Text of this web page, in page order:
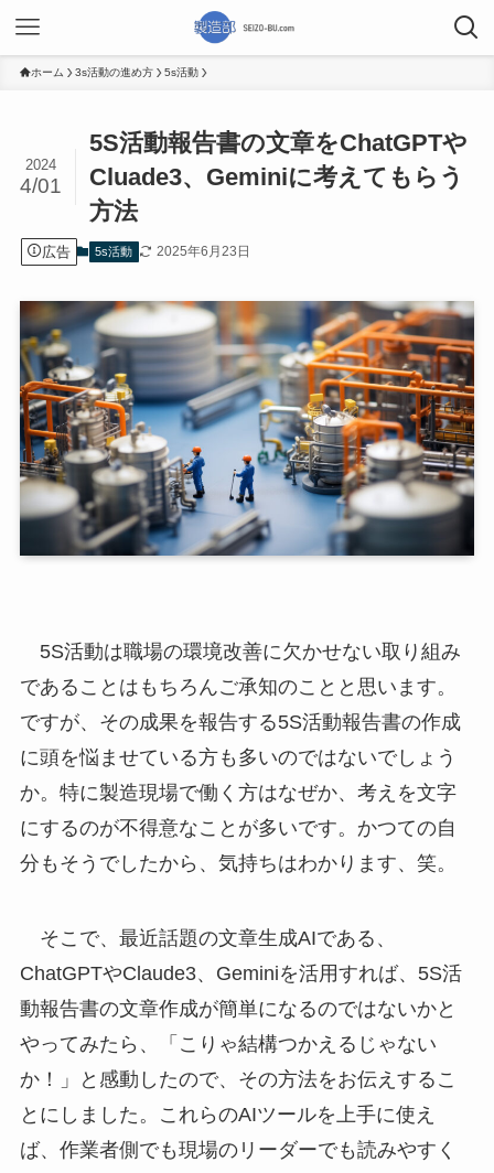
ホーム 3s活動の進め方 5s活動
5S活動報告書の文章をChatGPTや
Cluade3、Geminiに考えてもらう
方法
2024
4/01
広告 5s活動 2025年6月23日
5S活動は職場の環境改善に欠かせない取り組み
であることはもちろんご承知のことと思います。
ですが、その成果を報告する5S活動報告書の作成
に頭を悩ませている方も多いのではないでしょう
か。特に製造現場で働く方はなぜか、考えを文字
にするのが不得意なことが多いです。かつての自
分もそうでしたから、気持ちはわかります、笑。
そこで、最近話題の文章生成AIである、
ChatGPTやClaude3、Geminiを活用すれば、5S活
動報告書の文章作成が簡単になるのではないかと
やってみたら、「こりゃ結構つかえるじゃない
か！」と感動したので、その方法をお伝えするこ
とにしました。これらのAIツールを上手に使え
ば、作業者側でも現場のリーダーでも読みやすく